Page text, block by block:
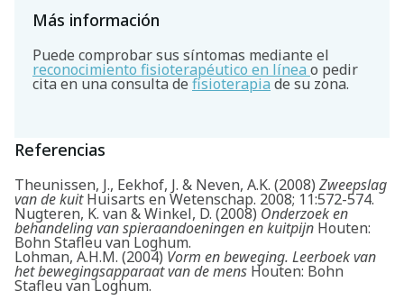
Más información
Puede comprobar sus síntomas mediante el
reconocimiento fisioterapéutico en línea o pedir
cita en una consulta de fisioterapia de su zona.
Referencias
Theunissen, J., Eekhof, J. & Neven, A.K. (2008) Zweepslag
van de kuitHuisarts en Wetenschap. 2008; 11:572-574.
Nugteren, K. van & Winkel, D. (2008) Onderzoek en
behandeling van spieraandoeningen en kuitpijn Houten:
Bohn Stafleu van Loghum.
Lohman, A.H.M. (2004) Vorm en beweging. Leerboek van
het bewegingsapparaat van de mens Houten: Bohn
Stafleu van Loghum.